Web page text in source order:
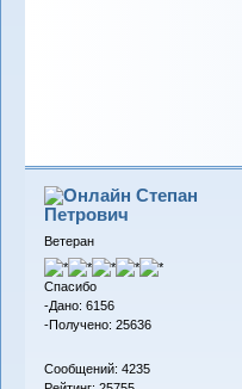
Степан
Петрович
Ветеран
Спасибо
-Дано: 6156
-Получено: 25636
Сообщений: 4235